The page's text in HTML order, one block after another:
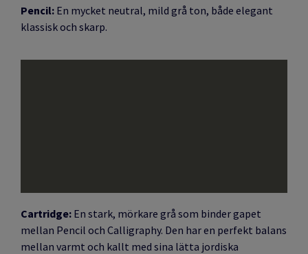
Pencil: En mycket neutral, mild grå ton, både elegant
klassisk och skarp.
Cartridge: En stark, mörkare grå som binder gapet
mellan Pencil och Calligraphy. Den har en perfekt balans
mellan varmt och kallt med sina lätta jordiska